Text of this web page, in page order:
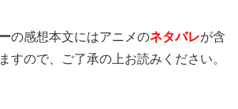
の感想本文にはアニメのネタバレが含
すので、ご了承の上お読みください。